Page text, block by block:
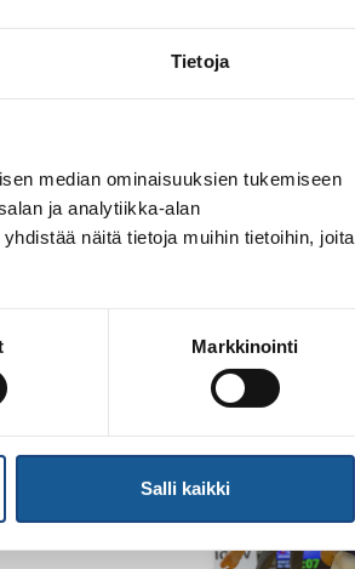
Tietoja
median ominaisuuksien tukemiseen
ja analytiikka-alan
näitä tietoja muihin tietoihin, joita
Markkinointi
Salli kaikki
Yksittäisiä
alle 21-